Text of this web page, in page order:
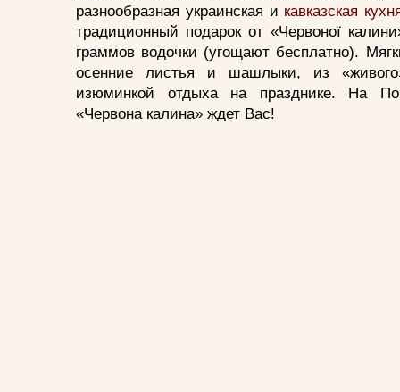
разнообразная украинская и кавказская
традиционный подарок от «Червоної
граммов водочки (угощают бесплатно).
осенние листья и шашлыки, из
изюминкой отдыха на празднике. На
«Червона калина» ждет Вас!